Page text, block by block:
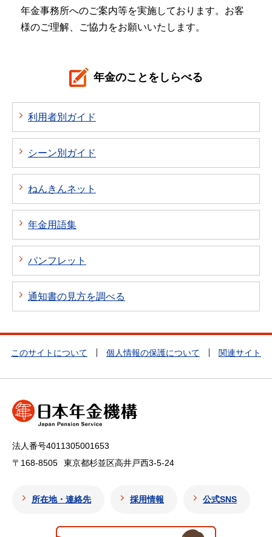
年金事務所へのご案内等を実施しております。お客
様のご理解、ご協力をお願いいたします。
年金のことをしらべる
利用者別ガイド
シーン別ガイド
ねんきんネット
年金用語集
パンフレット
通知書の見方を調べる
このサイトについて 個人情報の保護について 関連サイト
法人番号4011305001653
〒168-8505
東京都杉並区高井戸西3-5-24
所在地・連絡先 採用情報 公式SNS